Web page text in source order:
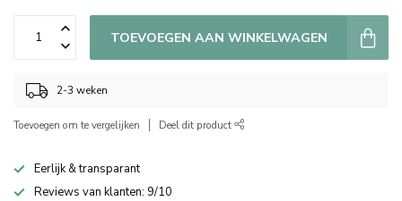
TOEVOEGEN AAN WINKELWAGEN
2-3 weken
Toevoegen om te vergelijken Deel dit product
Eerlijk & transparant
Reviews van klanten: 9/10